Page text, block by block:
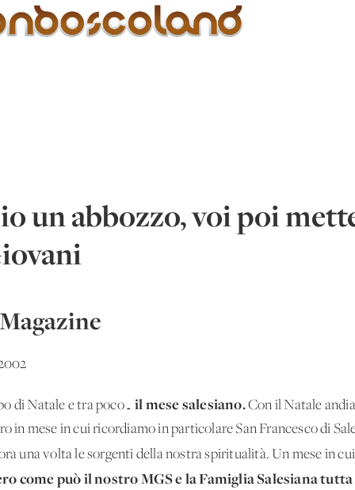
un abbozzo, voi poi
di Natale e tra poco…il mese salesiano.Con il Natale
in mese in cui ricordiamo in particolare San Francesco di
una volta le sorgenti della nostra spiritualità. Un mese in
come può il nostro MGS e la Famiglia Salesiana